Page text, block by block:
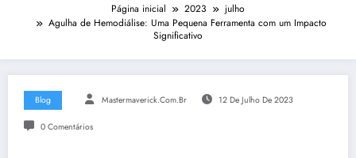
Página inicial 2023
julho
Agulha de Hemodiálise: Uma Pequena Ferramenta com um Impacto
Significativo
Blog Mastermaverick.com.br 12 De Julho De 2023
0 Comentários